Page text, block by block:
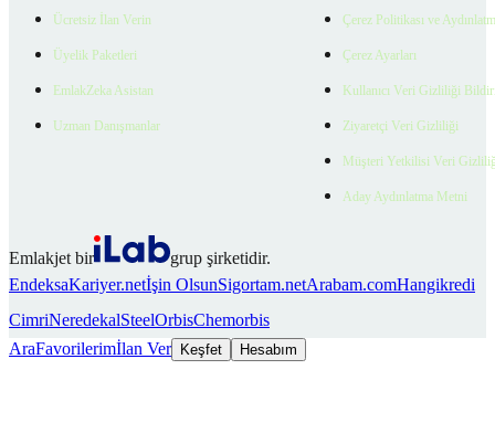
Ücretsiz İlan Verin
Üyelik Paketleri
EmlakZeka Asistan
Uzman Danışmanlar
Çerez Politikası ve
Çerez Ayarları
Kullanıcı Veri Gizliliği
Ziyaretçi Veri Gizliliği
Müşteri Yetkilisi Veri
Aday Aydınlatma Metni
Emlakjet bir
grup şirketidir.
EndeksaKariyer.netİşin OlsunSigortam.netArabam.comHangikredi
CimriNeredekalSteelOrbisChemorbis
AraFavorilerimİlan Ver Keşfet Hesabım